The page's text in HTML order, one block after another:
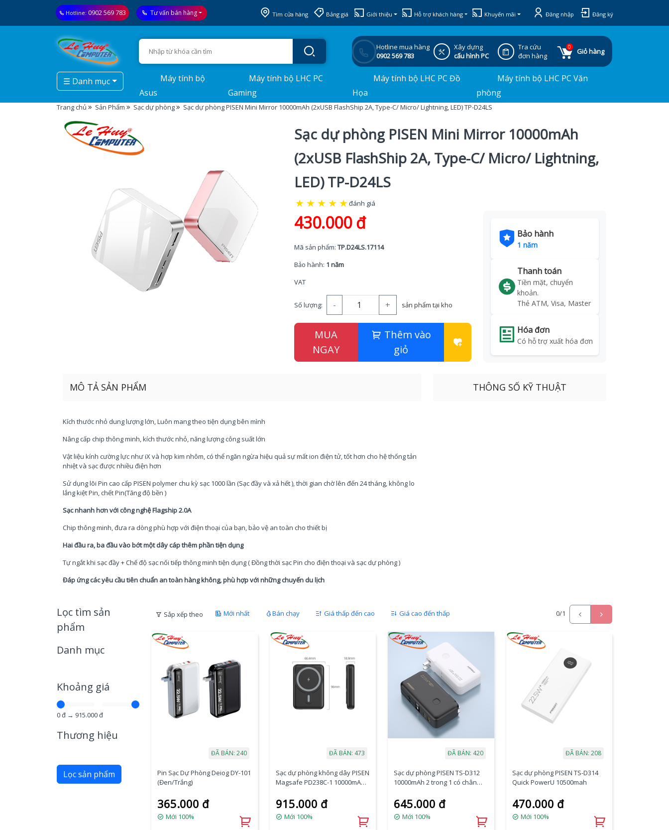
Hotline: 0902 569 783 Tư vấn bán hàng Tìm cửa hàng Bảng giá Giới thiệu Hỗ trợ khách hàng Khuyến mãi Đăng nhập Đăng ký
Hotline mua hàng
0902 569 783
Xây dựng
cấu hình PC
Tra cứu
đơn hàng
0
Giỏ hàng
☰ Danh mục
Máy tính bộ
Asus
Máy tính bộ LHC PC
Gaming
Máy tính bộ LHC PC Đồ
Họa
Máy tính bộ LHC PC Văn
phòng
Trang chủ Sản Phẩm Sạc dự phòng Sạc dự phòng PISEN Mini Mirror 10000mAh (2xUSB FlashShip 2A, Type-C/ Micro/ Lightning, LED) TP-D24LS
Sạc dự phòng PISEN Mini Mirror 10000mAh
(2xUSB FlashShip 2A, Type-C/ Micro/ Lightning,
LED) TP-D24LS
★ ★ ★ ★ ★đánh giá
430.000 đ
Mã sản phẩm: TP.D24LS.17114
Bảo hành: 1 năm
VAT
Số lượng: - + sản phẩm tại kho
MUA
NGAY
Thêm vào
giỏ
Bảo hành
1 năm
Thanh toán
Tiền mặt, chuyển
khoản.
Thẻ ATM, Visa, Master
Hóa đơn
Có hỗ trợ xuất hóa đơn
MÔ TẢ SẢN PHẨM
Kích thước nhỏ dung lượng lớn, Luôn mang theo tiện dụng bên mình
Nâng cấp chip thông minh, kích thước nhỏ, năng lượng công suất lớn
Vật liệu kính cường lực như iX và hợp kim nhôm, có thể ngăn ngừa hiệu quả sự mất ion điện tử, tốt hơn cho hệ thống tản
nhiệt và sạc được nhiều điện hơn
Sử dụng lõi Pin cao cấp PISEN polymer chu kỳ sạc 1000 lần (Sạc đầy và xả hết ), thời gian chờ lên đến 24 tháng, không lo
lắng kiệt Pin, chết Pin(Tăng độ bền )
Sạc nhanh hơn với công nghệ Flagship 2.0A
Chip thông minh, đưa ra dòng phù hợp với điện thoại của bạn, bảo vệ an toàn cho thiết bị
Hai đầu ra, ba đầu vào bớt một dây cáp thêm phần tiện dụng
Tự ngắt khi sạc đầy + Chế độ sạc nối tiếp thông minh tiện dụng ( Đồng thời sạc Pin cho điện thoại và sạc dự phòng )
Đáp ứng các yêu cầu tiên chuẩn an toàn hàng không, phù hợp với những chuyến du lịch
THÔNG SỐ KỸ THUẬT
Lọc tìm sản
phẩm
Danh mục
Khoảng giá
0đ → 915.000đ
Thương hiệu
Lọc sản phẩm
Sắp xếp theo Mới nhất Bán chạy Giá thấp đến cao Giá cao đến thấp 0/1
ĐÃ BÁN: 240
Pin Sạc Dự Phòng Deiog DY-101
(Đen/Trắng)
365.000 đ
Mới 100%
ĐÃ BÁN: 473
Sạc dự phòng không dây PISEN
Magsafe PD238C-1 10000mAh
915.000 đ
Mới 100%
ĐÃ BÁN: 420
Sạc dự phòng PISEN TS-D312
10000mAh 2 trong 1 có chân
Lightning
645.000 đ
Mới 100%
ĐÃ BÁN: 208
Sạc dự phòng PISEN TS-D314
Quick PowerU 10500mah
470.000 đ
Mới 100%